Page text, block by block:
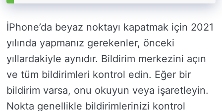
İPhone’da beyaz noktayı kapatmak için 2021
yılında yapmanız gerekenler, önceki
yıllardakiyle aynıdır. Bildirim merkezini açın
ve tüm bildirimleri kontrol edin. Eğer bir
bildirim varsa, onu okuyun veya işaretleyin.
Nokta genellikle bildirimlerinizi kontrol